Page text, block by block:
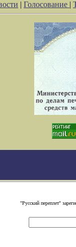
| Голосование |
"Русский переплет"